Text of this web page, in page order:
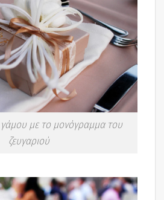
με το μονόγραμμα του
ζευγαριού